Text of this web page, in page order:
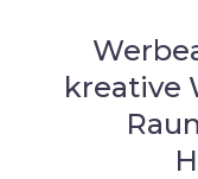
kreative